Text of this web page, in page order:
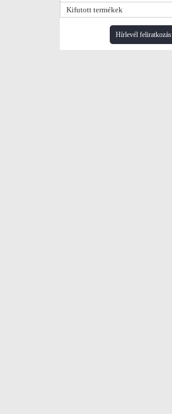
Kifutott termékek
Hírlevél feliratkozás